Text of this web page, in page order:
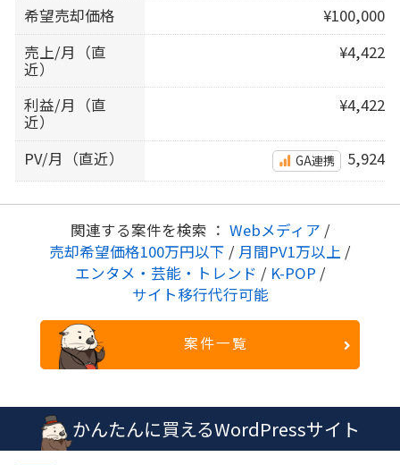
希望売却価格
¥100,000
売上/月（直
近）
¥4,422
利益/月（直
近）
¥4,422
PV/月（直近） GA連携 5,924
関連する案件を検索 ： Webメディア /
売却希望価格100万円以下 / 月間PV1万以上 /
エンタメ・芸能・トレンド / K-POP /
サイト移行代行可能
案件一覧
かんたんに買えるWordPressサイト